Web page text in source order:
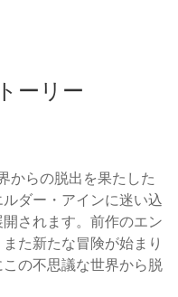
ーリー
からの脱出を果たした
ダー・アインに迷い込
されます。前作のエン
た新たな冒険が始まり
の不思議な世界から脱